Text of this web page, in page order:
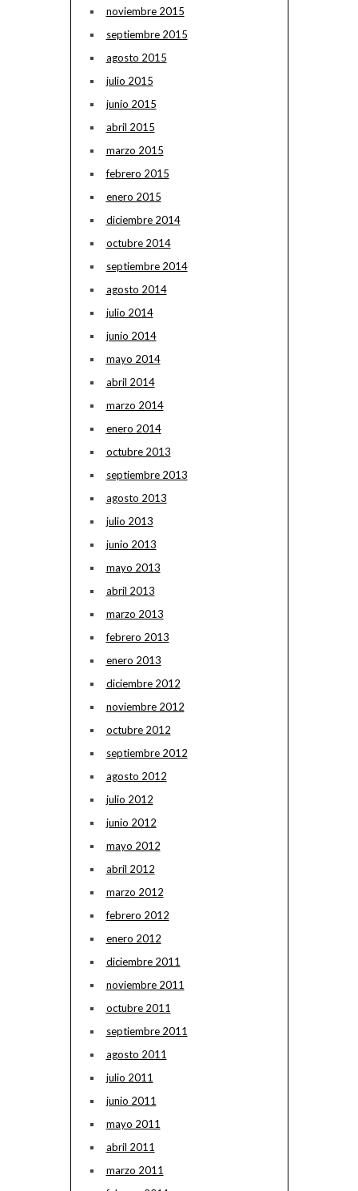
noviembre 2015
septiembre 2015
agosto 2015
julio 2015
junio 2015
abril 2015
marzo 2015
febrero 2015
enero 2015
diciembre 2014
octubre 2014
septiembre 2014
agosto 2014
julio 2014
junio 2014
mayo 2014
abril 2014
marzo 2014
enero 2014
octubre 2013
septiembre 2013
agosto 2013
julio 2013
junio 2013
mayo 2013
abril 2013
marzo 2013
febrero 2013
enero 2013
diciembre 2012
noviembre 2012
octubre 2012
septiembre 2012
agosto 2012
julio 2012
junio 2012
mayo 2012
abril 2012
marzo 2012
febrero 2012
enero 2012
diciembre 2011
noviembre 2011
octubre 2011
septiembre 2011
agosto 2011
julio 2011
junio 2011
mayo 2011
abril 2011
marzo 2011